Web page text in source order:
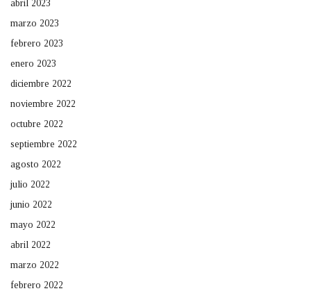
abril 2023
marzo 2023
febrero 2023
enero 2023
diciembre 2022
noviembre 2022
octubre 2022
septiembre 2022
agosto 2022
julio 2022
junio 2022
mayo 2022
abril 2022
marzo 2022
febrero 2022